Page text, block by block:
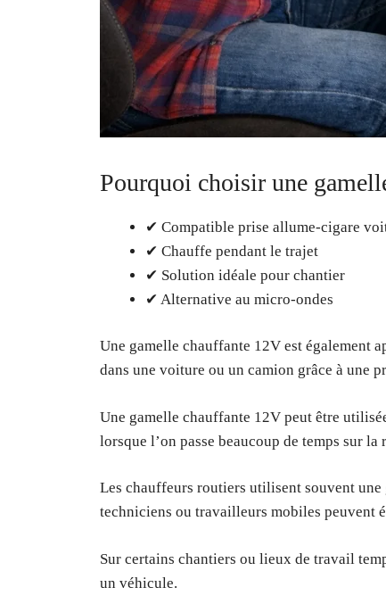
Pourquoi choisir une
✔ Compatible prise allume-cigare
✔ Chauffe pendant le trajet
✔ Solution idéale pour chantier
✔ Alternative au micro-ondes
Une gamelle chauffante 12V est également
dans une voiture ou un camion grâce à une
Une gamelle chauffante 12V peut être
lorsque l’on passe beaucoup de temps sur la
Les chauffeurs routiers utilisent souvent
techniciens ou travailleurs mobiles peuvent
Sur certains chantiers ou lieux de travail
un véhicule.